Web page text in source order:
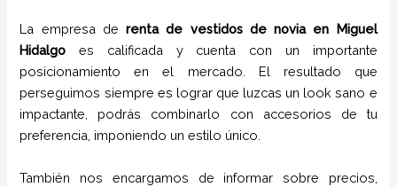
La empresa derenta de vestidos de novia en Miguel
Hidalgo
es calificada y cuenta con un importante
posicionamiento en el mercado. El resultado que
perseguimos siempre es lograr que luzcas un look sano e
impactante, podrás combinarlo con accesorios de tu
preferencia, imponiendo un estilo único.
También nos encargamos de informar sobre precios,